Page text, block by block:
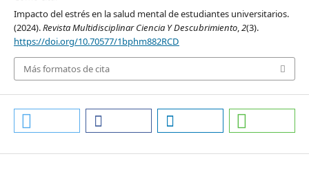
Impacto del estrés en la salud mental de estudiantes universitarios.
(2024).Revista Multidisciplinar Ciencia Y Descubrimiento,2(3).
https://doi.org/10.70577/1bphm882RCD
Más formatos de cita